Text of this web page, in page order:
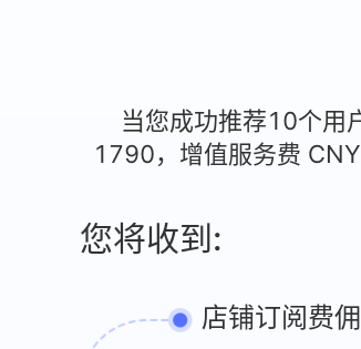
当您成功推荐10个用
1790，增值服务费 CNY
您将收到:
店铺订阅费